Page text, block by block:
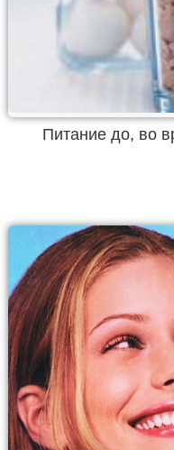
Питание до, во